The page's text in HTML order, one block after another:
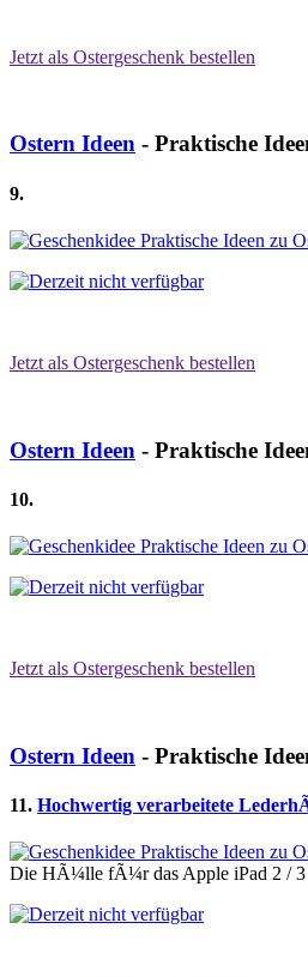
Jetzt als Ostergeschenk bestellen
Ostern Ideen - Praktische
9.
Jetzt als Ostergeschenk bestellen
Ostern Ideen - Praktische
10.
Jetzt als Ostergeschenk bestellen
Ostern Ideen - Praktische
11. Hochwertig verarbeitete
Die HÃ¼lle fÃ¼r das Apple iPad 2 / 3